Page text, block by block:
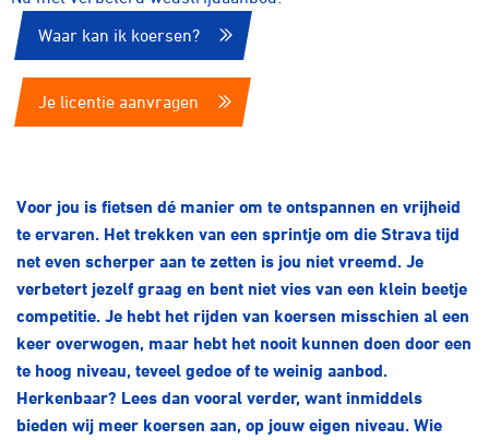
Over ons
Lid worden
Waar kan ik koersen?
Je licentie aanvragen
Voor jou is fietsen dé manier om te ontspannen en vrijheid
te ervaren. Het trekken van een sprintje om die Strava tijd
net even scherper aan te zetten is jou niet vreemd. Je
verbetert jezelf graag en bent niet vies van een klein beetje
competitie. Je hebt het rijden van koersen misschien al een
keer overwogen, maar hebt het nooit kunnen doen door een
te hoog niveau, teveel gedoe of te weinig aanbod.
Herkenbaar? Lees dan vooral verder, want inmiddels
bieden wij meer koersen aan, op jouw eigen niveau. Wie